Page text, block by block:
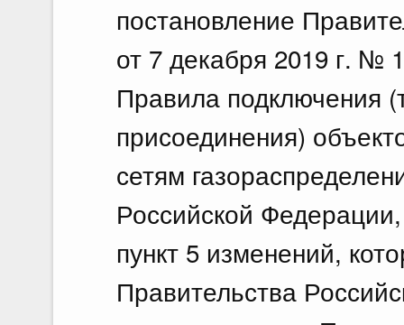
постановление
от 7 декабря 2019 г. №
Правила подключения
присоединения)
сетям
Российской
пункт 5 изменений,
Правительства